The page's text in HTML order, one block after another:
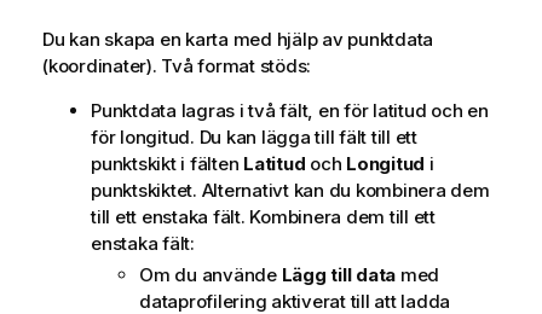
Du kan skapa en karta med hjälp av punktdata
(koordinater). Två format stöds:
Punktdata lagras i två fält, en för latitud och en
för longitud. Du kan lägga till fält till ett
punktskikt i fälten Latitud och Longitud i
punktskiktet. Alternativt kan du kombinera dem
till ett enstaka fält. Kombinera dem till ett
enstaka fält:
Om du använde Lägg till data med
dataprofilering aktiverat till att ladda